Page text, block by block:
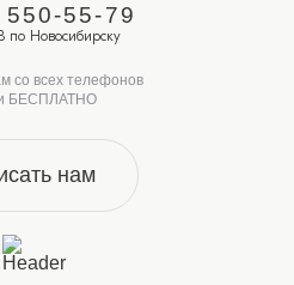
55-79
по Новосибирску
со всех телефонов
БЕСПЛАТНО
нам